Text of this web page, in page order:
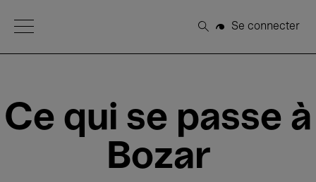
Open Menu
Rechercher
Se connecter
Ce qui se passe à
Bozar